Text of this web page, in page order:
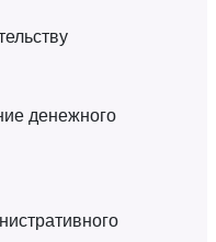
денежного